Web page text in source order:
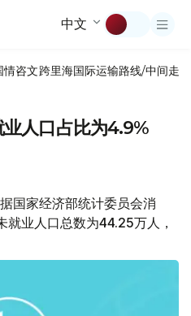
中文
情咨文跨里海国际运输路线/中间走廊
人口占比为4.9%
国家经济部统计委员会消
业人口总数为44.25万人，